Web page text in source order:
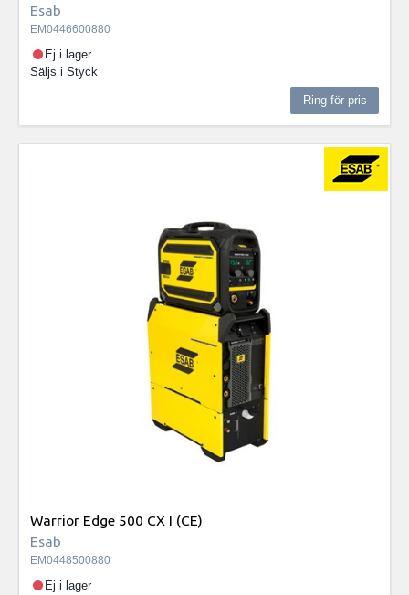
Esab
EM0446600880
Ej i lager
Säljs i Styck
Ring för pris
Warrior Edge 500 CX I (CE)
Esab
EM0448500880
Ej i lager